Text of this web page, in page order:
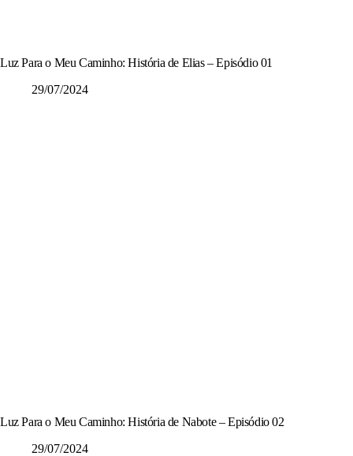
Luz Para o Meu Caminho: História de Elias – Episódio 01
29/07/2024
Luz Para o Meu Caminho: História de Nabote – Episódio 02
29/07/2024